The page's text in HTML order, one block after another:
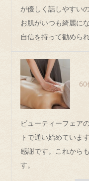
が優しく話しやすい
お肌がいつも綺麗に
自信を持って勧めら
ビューティーフェア
トで通い始めていま
感謝です。これから
す。